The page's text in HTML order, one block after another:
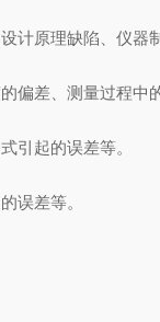
原理缺陷、仪器制
差、测量过程中的
起的误差等。
误差等。